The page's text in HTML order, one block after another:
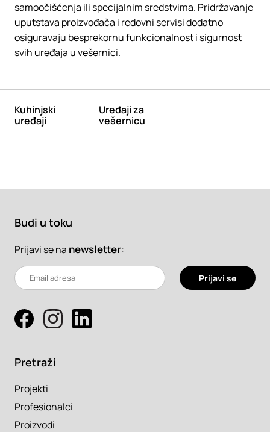
samoočišćenja ili specijalnim sredstvima. Pridržavanje
uputstava proizvođača i redovni servisi dodatno
osiguravaju besprekornu funkcionalnost i sigurnost
svih uređaja u vešernici.
Kuhinjski
uređaji
Uređaji za
vešernicu
Budi u toku
Prijavi se na newsletter:
Prijavi se
Pretraži
Projekti
Profesionalci
Proizvodi